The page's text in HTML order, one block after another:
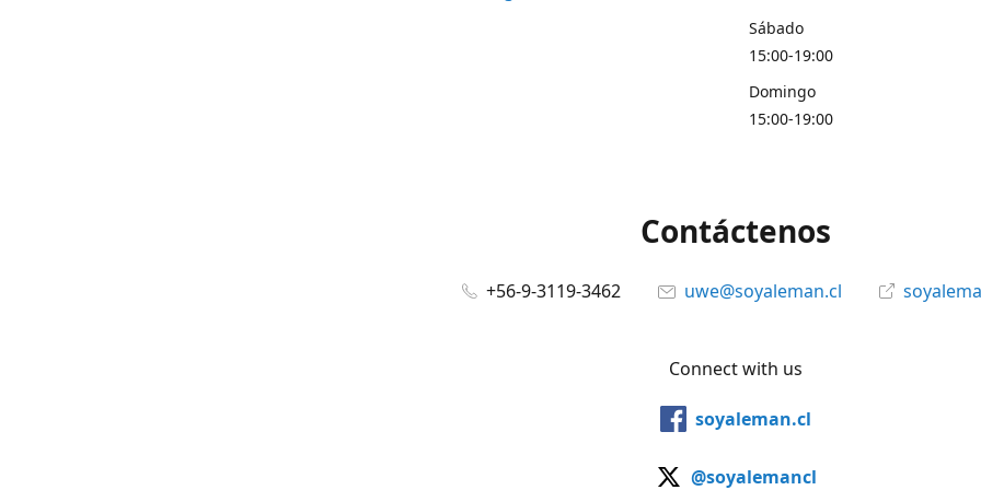
Sábado
15:00-19:00
Domingo
15:00-19:00
Contáctenos
+56-9-3119-3462 uwe@soyaleman.cl
Connect with us
soyaleman.cl
@soyalemancl